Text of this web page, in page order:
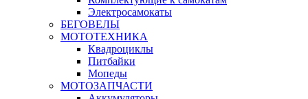
Электросамокаты
БЕГОВЕЛЫ
МОТОТЕХНИКА
Квадроциклы
Питбайки
Мопеды
МОТОЗАПЧАСТИ